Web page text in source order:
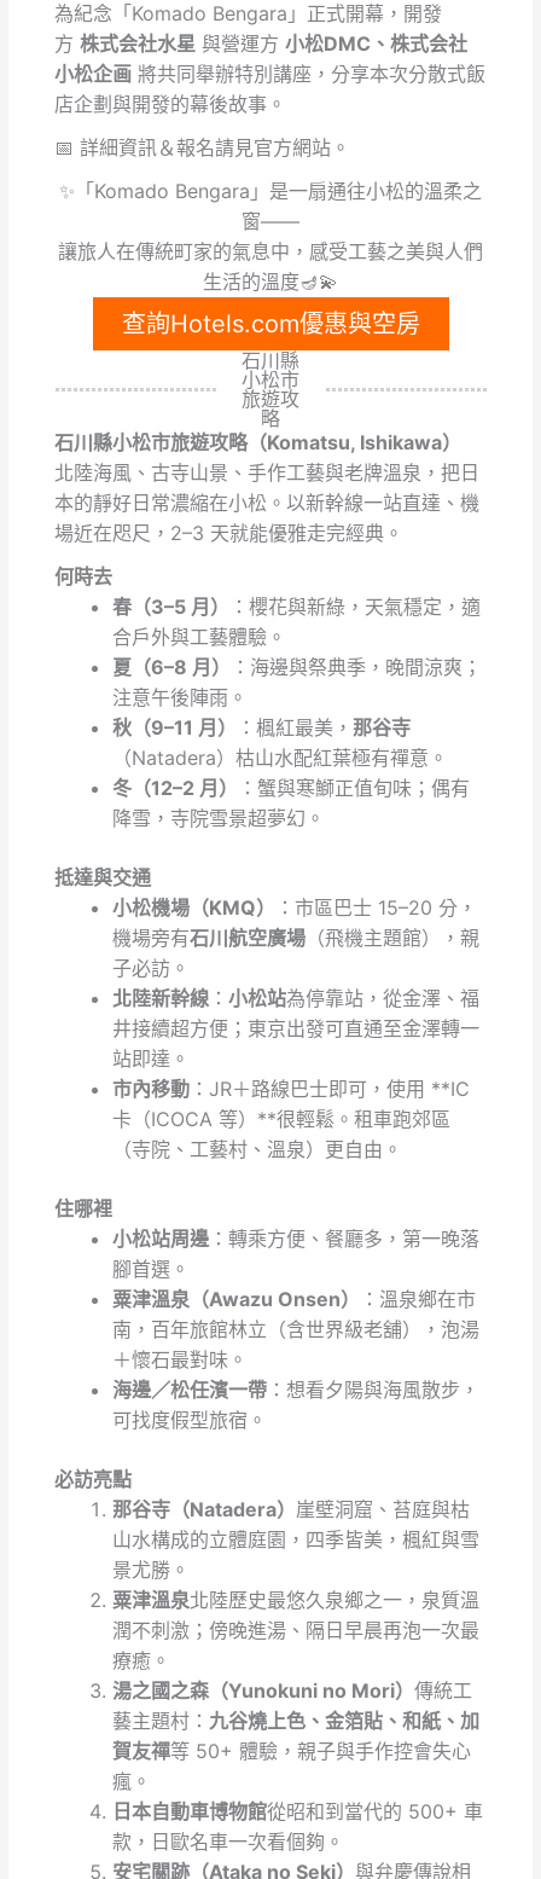
為紀念「Komado Bengara」正式開幕，開發
方株式会社水星 與營運方小松DMC、株式会社
小松企画 將共同舉辦特別講座，分享本次分散式飯
店企劃與開發的幕後故事。
📅 詳細資訊＆報名請見官方網站。
✨「Komado Bengara」是一扇通往小松的溫柔之
窗——
讓旅人在傳統町家的氣息中，感受工藝之美與人們
生活的溫度🪔💫
查詢Hotels.com優惠與空房
石川縣
小松市
旅遊攻
略
石川縣小松市旅遊攻略（Komatsu, Ishikawa）
北陸海風、古寺山景、手作工藝與老牌溫泉，把日
本的靜好日常濃縮在小松。以新幹線一站直達、機
場近在咫尺，2–3 天就能優雅走完經典。
何時去
春（3–5 月）
：櫻花與新綠，天氣穩定，適
合戶外與工藝體驗。
夏（6–8 月）
：海邊與祭典季，晚間涼爽；
注意午後陣雨。
秋（9–11 月）
：楓紅最美， 那谷寺
（Natadera）枯山水配紅葉極有禪意。
冬（12–2 月）
：蟹與寒鰤正值旬味；偶有
降雪，寺院雪景超夢幻。
抵達與交通
小松機場（KMQ）
：市區巴士 15–20 分，
機場旁有石川航空廣場 （飛機主題館），親
子必訪。
北陸新幹線 ：小松站為停靠站，從金澤、福
井接續超方便；東京出發可直通至金澤轉一
站即達。
市內移動 ：JR＋路線巴士即可，使用 **IC
卡（ICOCA 等）**很輕鬆。租車跑郊區
（寺院、工藝村、溫泉）更自由。
住哪裡
小松站周邊：轉乘方便、餐廳多，第一晚落
腳首選。
粟津溫泉（Awazu Onsen）
：溫泉鄉在市
南，百年旅館林立（含世界級老舖），泡湯
＋懷石最對味。
海邊／松任濱一帶 ：想看夕陽與海風散步，
可找度假型旅宿。
必訪亮點
那谷寺（Natadera） 崖壁洞窟、苔庭與枯
山水構成的立體庭園，四季皆美，楓紅與雪
景尤勝。
粟津溫泉北陸歷史最悠久泉鄉之一，泉質溫
潤不刺激；傍晚進湯、隔日早晨再泡一次最
療癒。
湯之國之森（Yunokuni no Mori）傳統工
藝主題村： 九谷燒上色、金箔貼、和紙、加
賀友禪等 50+ 體驗，親子與手作控會失心
瘋。
日本自動車博物館從昭和到當代的 500+ 車
款，日歐名車一次看個夠。
安宅關跡（Ataka no Seki）與弁慶傳說相